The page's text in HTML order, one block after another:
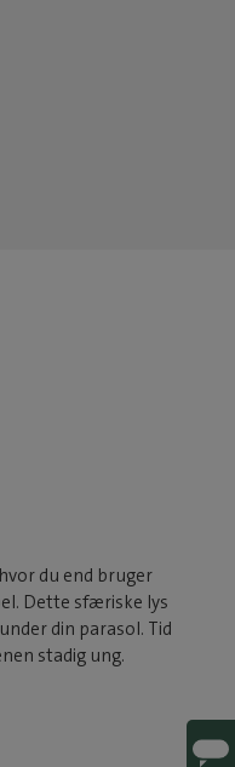
du end bruger
Dette sfæriske lys
din parasol. Tid
stadig ung.